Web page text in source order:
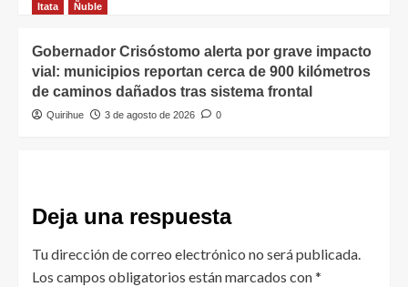
Itata
Ñuble
Gobernador Crisóstomo alerta por grave impacto
vial: municipios reportan cerca de 900 kilómetros
de caminos dañados tras sistema frontal
Quirihue 3 de agosto de 2026 0
Deja una respuesta
Tu dirección de correo electrónico no será publicada.
Los campos obligatorios están marcados con*